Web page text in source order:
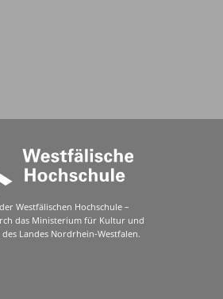
Westfälischen Hochschule –
das Ministerium für Kultur und
des Landes Nordrhein-Westfalen.